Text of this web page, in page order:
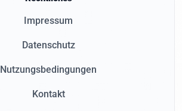
Impressum
Datenschutz
Nutzungsbedingungen
Kontakt